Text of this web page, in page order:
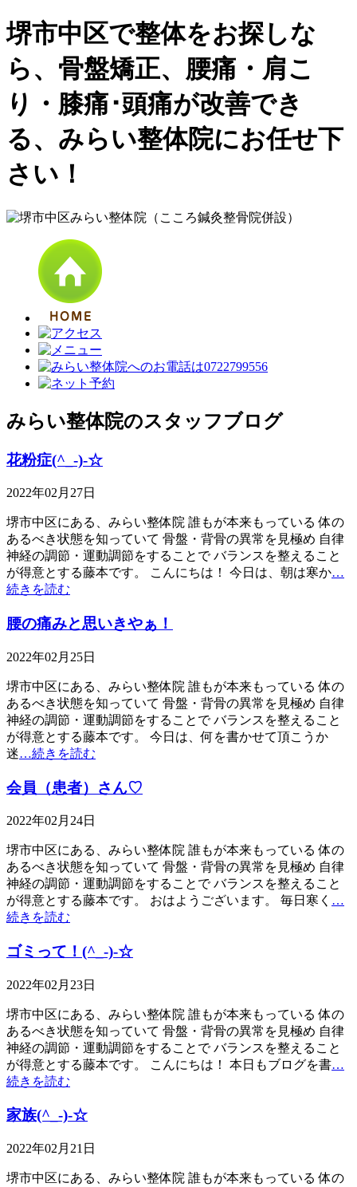
堺市中区で整体をお探しな
ら、骨盤矯正、腰痛・肩こ
り・膝痛･頭痛が改善でき
る、みらい整体院にお任せ下
さい！
みらい整体院のスタッフブログ
花粉症(^_-)-☆
2022年02月27日
堺市中区にある、みらい整体院 誰もが本来もっている 体の
あるべき状態を知っていて 骨盤・背骨の異常を見極め 自律
神経の調節・運動調節をすることで バランスを整えること
が得意とする藤本です。 こんにちは！ 今日は、朝は寒か…
続きを読む
腰の痛みと思いきやぁ！
2022年02月25日
堺市中区にある、みらい整体院 誰もが本来もっている 体の
あるべき状態を知っていて 骨盤・背骨の異常を見極め 自律
神経の調節・運動調節をすることで バランスを整えること
が得意とする藤本です。 今日は、何を書かせて頂こうか
迷…続きを読む
会員（患者）さん♡
2022年02月24日
堺市中区にある、みらい整体院 誰もが本来もっている 体の
あるべき状態を知っていて 骨盤・背骨の異常を見極め 自律
神経の調節・運動調節をすることで バランスを整えること
が得意とする藤本です。 おはようございます。 毎日寒く …
続きを読む
ゴミって！(^_-)-☆
2022年02月23日
堺市中区にある、みらい整体院 誰もが本来もっている 体の
あるべき状態を知っていて 骨盤・背骨の異常を見極め 自律
神経の調節・運動調節をすることで バランスを整えること
が得意とする藤本です。 こんにちは！ 本日もブログを書…
続きを読む
家族(^_-)-☆
2022年02月21日
堺市中区にある、みらい整体院 誰もが本来もっている 体の